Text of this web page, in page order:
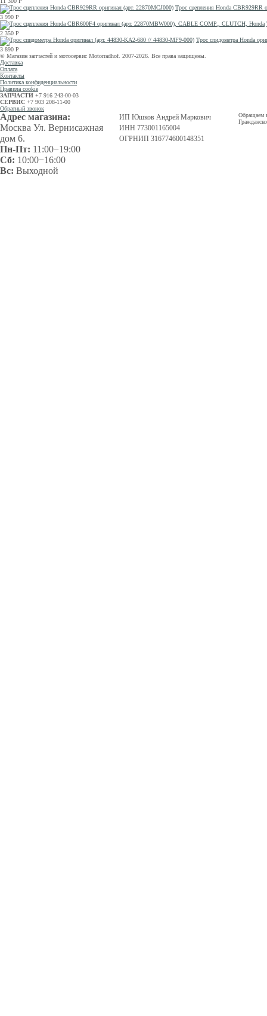
Трос сцепления Honda CBR929RR
3 990 Р
2 350 Р
Трос спидометра Honda
3 890 Р
© Магазин запчастей и мотосервис Motorradhof. 2007-2026. Все права защищены.
Доставка
Оплата
Контакты
Политика конфиденциальности
Правила cookie
ЗАПЧАСТИ +7 916 243-00-03
СЕРВИС +7 903 208-11-00
Обратный звонок
Адрес магазина:
Москва Ул. Вернисажная
дом 6.
Пн-Пт: 11:00−19:00
Сб: 10:00−16:00
Вс: Выходной
ИП Юшков Андрей Маркович
ИНН 773001165004
ОГРНИП 316774600148351
Обращаем